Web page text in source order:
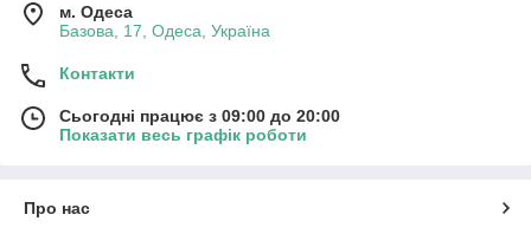
м. Одеса
Базова, 17, Одеса, Україна
Контакти
Сьогодні працює з 09:00 до 20:00
Показати весь графік роботи
Про нас